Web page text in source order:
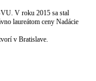
V roku 2015 sa stal
laureátom ceny Nadácie
v Bratislave.